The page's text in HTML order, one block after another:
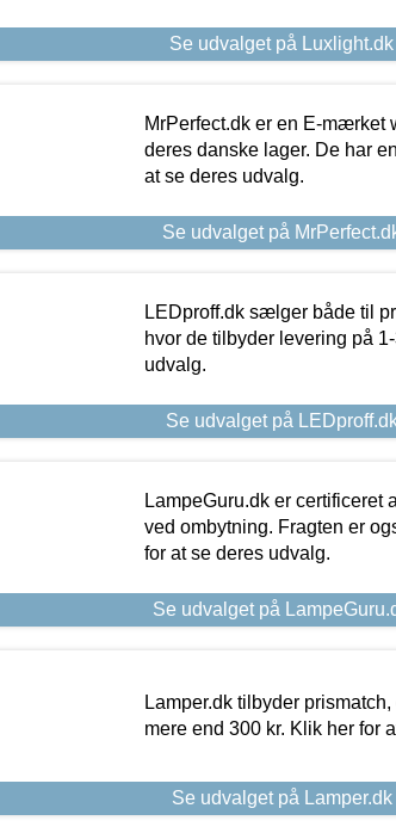
Se udvalget på Luxlight.dk
MrPerfect.dk er en E-mærket
deres danske lager. De har
at se deres udvalg.
Se udvalget på
LEDproff.dk sælger både til
hvor de tilbyder levering på
udvalg.
Se udvalget på
LampeGuru.dk er certificeret
ved ombytning. Fragten er
for at se deres udvalg.
Se udvalget på
Lamper.dk tilbyder
mere end 300 kr. Klik her for
Se udvalget på Lamper.dk